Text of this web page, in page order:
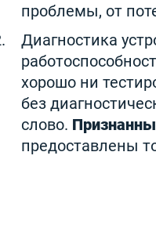
проблемы, от
Диагностика
хорошо ни
без
слово.
предоставлены